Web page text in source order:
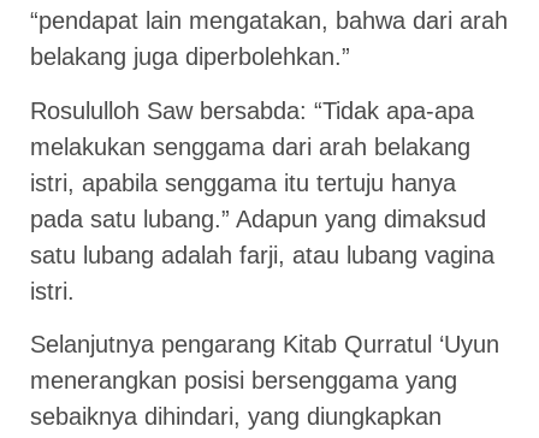
“pendapat lain mengatakan, bahwa dari arah
belakang juga diperbolehkan.”
Rosululloh Saw bersabda: “Tidak apa-apa
melakukan senggama dari arah belakang
istri, apabila senggama itu tertuju hanya
pada satu lubang.” Adapun yang dimaksud
satu lubang adalah farji, atau lubang vagina
istri.
Selanjutnya pengarang Kitab Qurratul ‘Uyun
menerangkan posisi bersenggama yang
sebaiknya dihindari, yang diungkapkan